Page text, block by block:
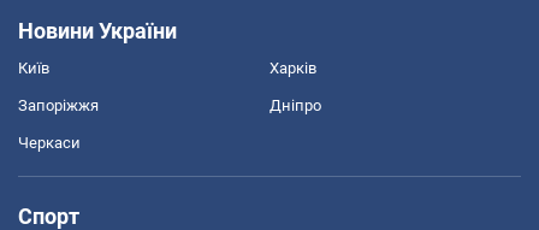
Новини України
Київ Харків
Запоріжжя Дніпро
Черкаси
Спорт